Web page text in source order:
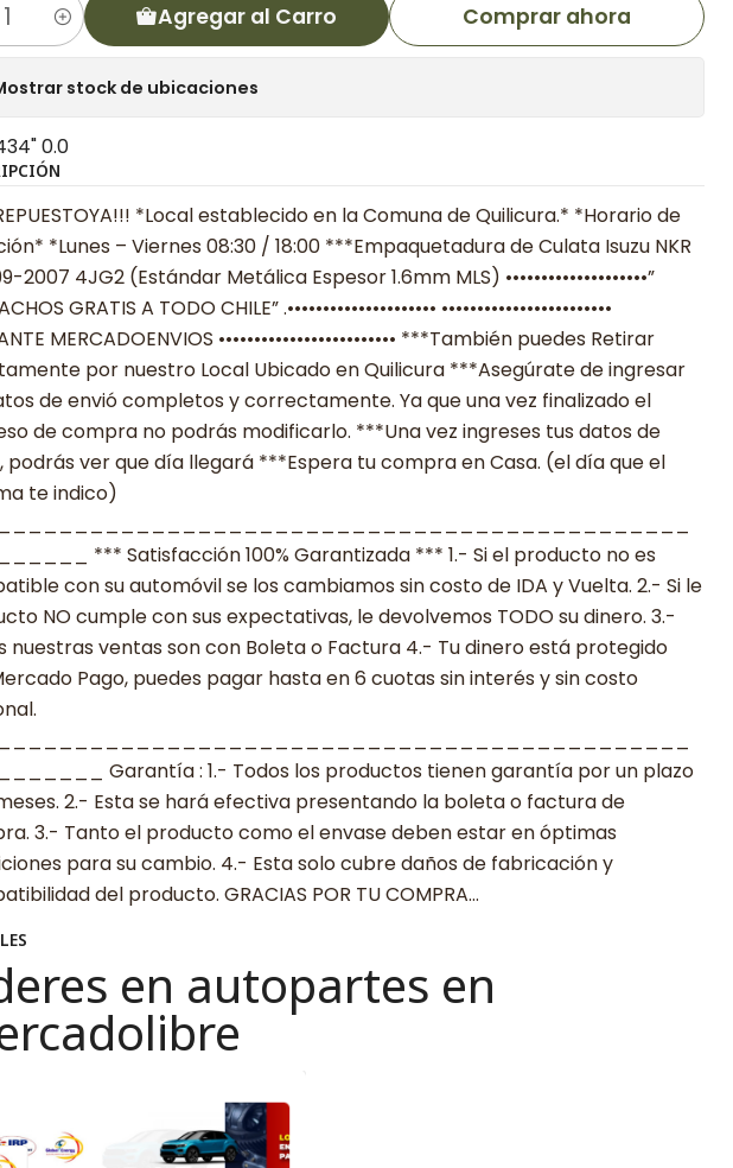
Agregar al Carro Comprar ahora
stock de ubicaciones
0.0
*Local establecido en la Comuna de Quilicura.* *Horario de
*Lunes – Viernes 08:30 / 18:00 ***Empaquetadura de Culata Isuzu NKR
2007 4JG2 (Estándar Metálica Espesor 1.6mm MLS) ••••••••••••••••••••”
GRATIS A TODO CHILE” .••••••••••••••••••••• ••••••••••••••••••••••••
MERCADOENVIOS ••••••••••••••••••••••••• ***También puedes Retirar
por nuestro Local Ubicado en Quilicura ***Asegúrate de ingresar
de envió completos y correctamente. Ya que una vez finalizado el
de compra no podrás modificarlo. ***Una vez ingreses tus datos de
podrás ver que día llegará ***Espera tu compra en Casa. (el día que el
te indico)
*** Satisfacción 100% Garantizada *** 1.- Si el producto no es
con su automóvil se los cambiamos sin costo de IDA y Vuelta. 2.- Si le
NO cumple con sus expectativas, le devolvemos TODO su dinero. 3.-
nuestras ventas son con Boleta o Factura 4.- Tu dinero está protegido
Pago, puedes pagar hasta en 6 cuotas sin interés y sin costo
Garantía : 1.- Todos los productos tienen garantía por un plazo
2.- Esta se hará efectiva presentando la boleta o factura de
3.- Tanto el producto como el envase deben estar en óptimas
para su cambio. 4.- Esta solo cubre daños de fabricación y
del producto. GRACIAS POR TU COMPRA…
en autopartes en